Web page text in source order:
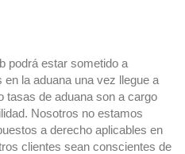
podrá estar sometido a
la aduana una vez llegue a
tasas de aduana son a cargo
Nosotros no estamos
a derecho aplicables en
clientes sean conscientes de